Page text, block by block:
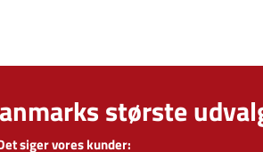
største
siger vores kunder: